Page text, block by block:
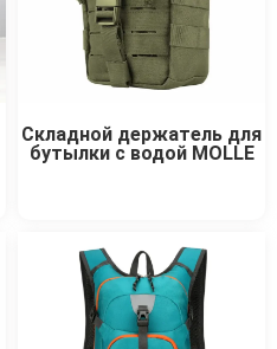
Складной держатель для
бутылки с водой MOLLE